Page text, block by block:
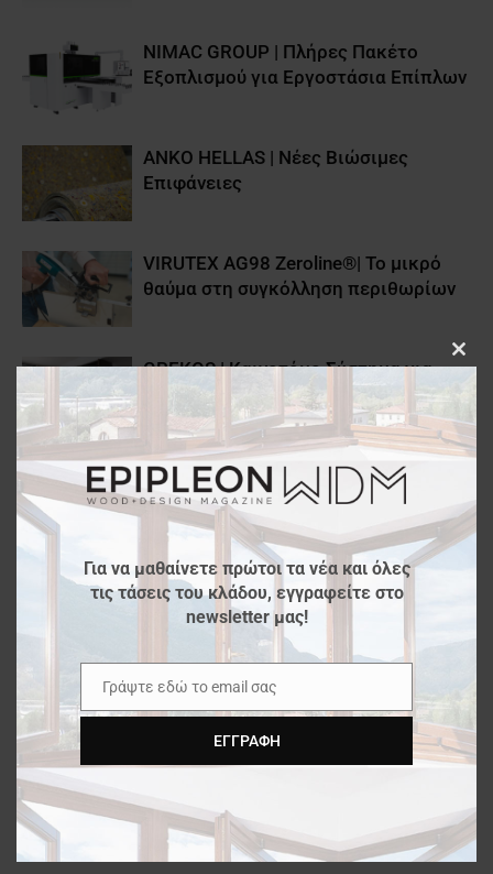
ΝΙMAC GROUP | Πλήρες Πακέτο
Εξοπλισμού για Εργοστάσια Επίπλων
ANKO HELLAS | Νέες Βιώσιμες
Επιφάνειες
VIRUTEX AG98 Zeroline®| Το μικρό
θαύμα στη συγκόλληση περιθωρίων
GREKOS | Καινοτόμο Σύστημα για
Ξύλινες Πόρτες
ALFA WOOD GROUP | PET Matt &
Gloss Επιφάνειες
NOVA TECNICA | Σύνδεσμοι ξύλου
KNAPP®
XYLOKAT | Λουστραρισμένα Πάνελ
Ξύλου
Για να μαθαίνετε πρώτοι τα νέα και όλες
τις τάσεις του κλάδου, εγγραφείτε στο
newsletter μας!
Email
Γράψτε εδώ το email σας
ΕΓΓΡΑΦΉ